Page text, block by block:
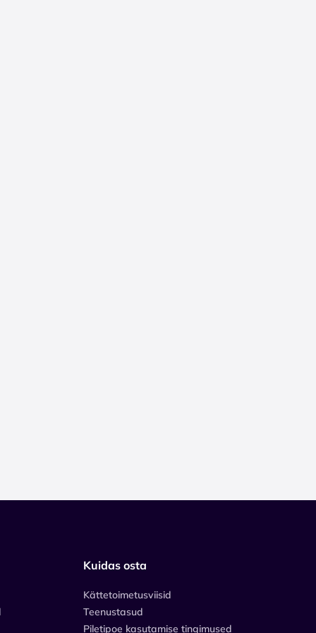
Kuidas osta
Kättetoimetusviisid
Teenustasud
Piletipoe kasutamise tingimused